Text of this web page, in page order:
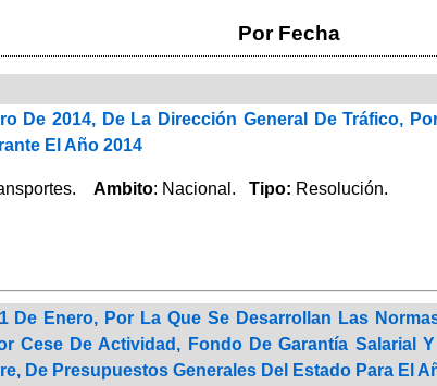
Por Fecha
De 2014, De La Dirección General De Tráfico,
El Año 2014
Ambito: Nacional. Tipo: Resolución.
De Enero, Por La Que Se Desarrollan Las
Cese De Actividad, Fondo De Garantía Salarial
De Presupuestos Generales Del Estado Para El